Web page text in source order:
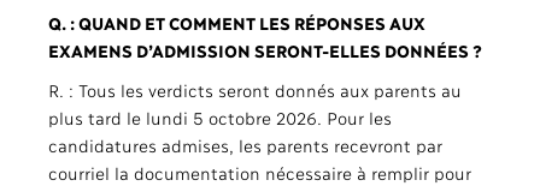
Q. : QUAND ET COMMENT LES RÉPONSES AUX
EXAMENS D’ADMISSION SERONT-ELLES DONNÉES ?
R. : Tous les verdicts seront donnés aux parents au
plus tard le lundi 5 octobre 2026. Pour les
candidatures admises, les parents recevront par
courriel la documentation nécessaire à remplir pour